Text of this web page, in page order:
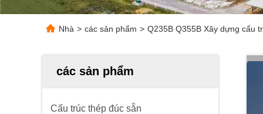
Nhà > các sản phẩm > Q235B Q355B Xây dựng cấu
các sản phẩm
Cấu trúc thép đúc sẵn